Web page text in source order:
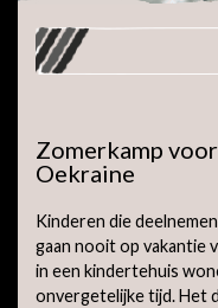
Zomerkamp
Oekraine
Kinderen die
gaan nooit op vakantie
in een kindertehuis
onvergetelijke tijd. Het